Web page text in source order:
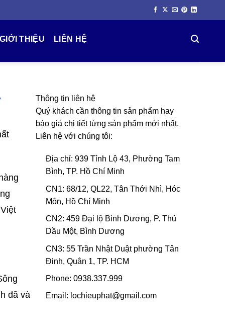
GIỚI THIỆU LIÊN HỆ
đã và
Thông tin liên hệ
Quý khách cần thông tin sản phẩm hay
báo giá chi tiết từng sản phẩm mới nhất.
Liên hệ với chúng tôi:
Địa chỉ: 939 Tỉnh Lộ 43, Phường Tam
Bình, TP. Hồ Chí Minh
CN1: 68/12, QL22, Tân Thới Nhì, Hóc
Môn, Hồ Chí Minh
CN2: 459 Đại lộ Bình Dương, P. Thủ
Dầu Một, Bình Dương
CN3: 55 Trần Nhật Duật phường Tân
Đinh, Quân 1, TP. HCM
Phone:0938.337.999
Email: lochieuphat@gmail.com